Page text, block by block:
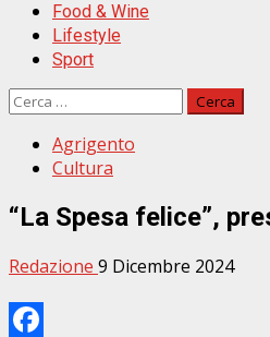
Food & Wine
Lifestyle
Sport
Ricerca
Agrigento
Cultura
“La Spesa felice”,
Redazione 9 Dicembre 2024